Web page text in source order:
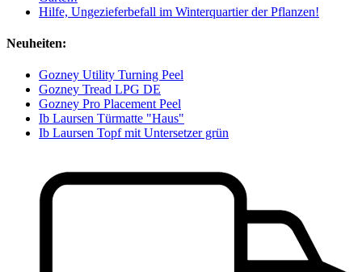
Hilfe, Ungezieferbefall im Winterquartier der Pflanzen!
Neuheiten:
Gozney Utility Turning Peel
Gozney Tread LPG DE
Gozney Pro Placement Peel
Ib Laursen Türmatte "Haus"
Ib Laursen Topf mit Untersetzer grün